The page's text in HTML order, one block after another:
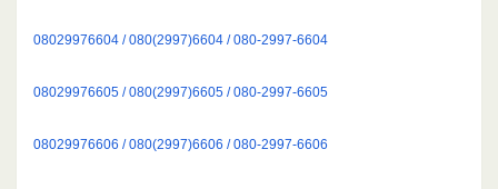
08029976604 / 080(2997)6604 / 080-2997-6604
08029976605 / 080(2997)6605 / 080-2997-6605
08029976606 / 080(2997)6606 / 080-2997-6606